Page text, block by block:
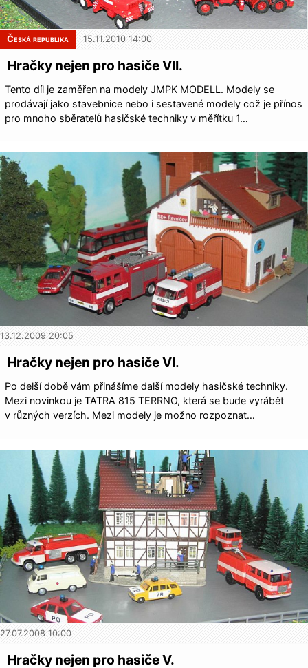
Česká republika 15.11.2010 14:00
Hračky nejen pro hasiče VII.
Tento díl je zaměřen na modely JMPK MODELL. Modely se
prodávají jako stavebnice nebo i sestavené modely což je přínos
pro mnoho sběratelů hasičské techniky v měřítku 1…
13.12.2009 20:05
Hračky nejen pro hasiče VI.
Po delší době vám přinášíme další modely hasičské techniky.
Mezi novinkou je TATRA 815 TERRNO, která se bude vyrábět
v různých verzích. Mezi modely je možno rozpoznat…
27.07.2008 10:00
Hračky nejen pro hasiče V.